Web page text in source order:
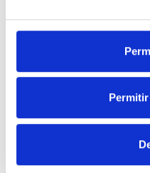
Fuera de stock
LEGRAND 27401 idrobox-caja
ip40 1 modulo gris
Ver